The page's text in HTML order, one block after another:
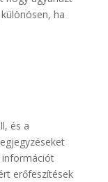
ha
és a
információt
erőfeszítések